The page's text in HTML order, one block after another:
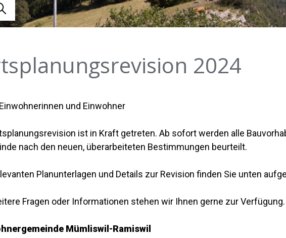
starten
2024
und Einwohner
ist in Kraft getreten. Ab sofort werden alle
nach den neuen, überarbeiteten Bestimmungen beurteilt.
Planunterlagen und Details zur Revision finden Sie unten
Fragen oder Informationen stehen wir Ihnen gerne zur Verfügung.
Mümliswil-Ramiswil